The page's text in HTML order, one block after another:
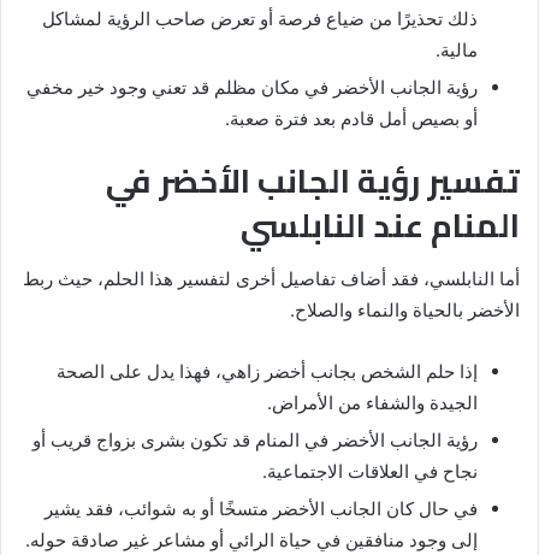
ذلك تحذيرًا من ضياع فرصة أو تعرض صاحب الرؤية لمشاكل
مالية.
رؤية الجانب الأخضر في مكان مظلم قد تعني وجود خير مخفي
أو بصيص أمل قادم بعد فترة صعبة.
تفسير رؤية الجانب الأخضر في
المنام عند النابلسي
أما النابلسي، فقد أضاف تفاصيل أخرى لتفسير هذا الحلم، حيث ربط
الأخضر بالحياة والنماء والصلاح.
إذا حلم الشخص بجانب أخضر زاهي، فهذا يدل على الصحة
الجيدة والشفاء من الأمراض.
رؤية الجانب الأخضر في المنام قد تكون بشرى بزواج قريب أو
نجاح في العلاقات الاجتماعية.
في حال كان الجانب الأخضر متسخًا أو به شوائب، فقد يشير
إلى وجود منافقين في حياة الرائي أو مشاعر غير صادقة حوله.